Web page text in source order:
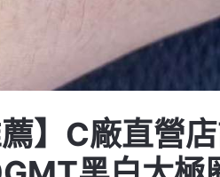
薦】C廠直營